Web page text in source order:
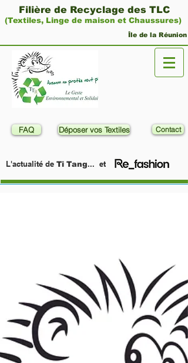
Filière de Recyclage des TLC
(Textiles, Linge de maison et Chaussures)
Île de la Réunion
FAQ Déposer vos Textiles Contact
L'actualité de Ti Tang... et